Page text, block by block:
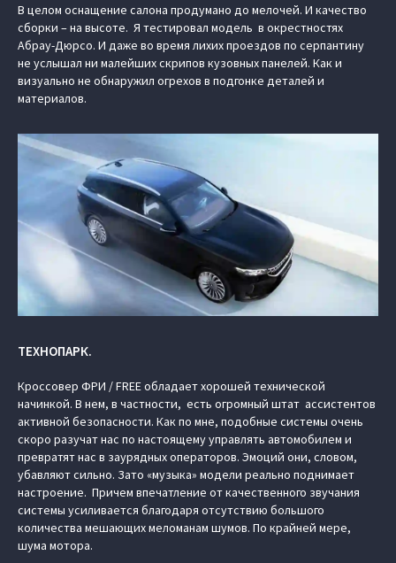
В целом оснащение салона продумано до мелочей. И качество
сборки – на высоте. Я тестировал модель в окрестностях
Абрау-Дюрсо. И даже во время лихих проездов по серпантину
не услышал ни малейших скрипов кузовных панелей. Как и
визуально не обнаружил огрехов в подгонке деталей и
материалов.
ТЕХНОПАРК.
Кроссовер ФРИ / FREE обладает хорошей технической
начинкой. В нем, в частности, есть огромный штат ассистентов
активной безопасности. Как по мне, подобные системы очень
скоро разучат нас по настоящему управлять автомобилем и
превратят нас в заурядных операторов. Эмоций они, словом,
убавляют сильно. Зато «музыка» модели реально поднимает
настроение. Причем впечатление от качественного звучания
системы усиливается благодаря отсутствию большого
количества мешающих меломанам шумов. По крайней мере,
шума мотора.